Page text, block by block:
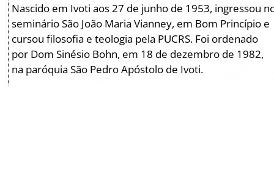
Nascido em Ivoti aos 27 de junho de 1953, ingressou
seminário São João Maria Vianney, em Bom Princípio e
cursou filosofia e teologia pela PUCRS. Foi ordenado
por Dom Sinésio Bohn, em 18 de dezembro de 1982,
na paróquia São Pedro Apóstolo de Ivoti.